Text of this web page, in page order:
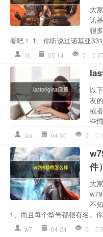
大
诺
很
看吧！ 1、你听说过诺基亚
nj 05-14 0
以
友
或
些
las 04-30 0
件）
大
不
1、而且每个型号都很有名。
w7 04-24 0